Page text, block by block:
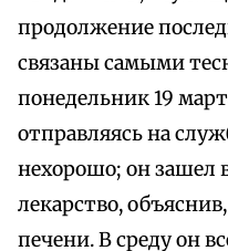
продолжение
связаны самыми
понедельник 19
отправляясь на
нехорошо; он зашел
лекарство,
печени. В среду он